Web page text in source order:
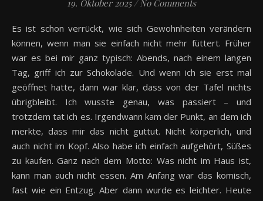
19. Oktober 2025 / No Comments
Es ist schon verrückt, wie sich Gewohnheiten verändern
können, wenn man sie einfach nicht mehr füttert. Früher
war es bei mir ganz typisch: Abends, nach einem langen
Tag, griff ich zur Schokolade. Und wenn ich sie erst mal
geöffnet hatte, dann war klar, dass von der Tafel nichts
übrigbleibt. Ich wusste genau, was passiert – und
trotzdem tat ich es. Irgendwann kam der Punkt, an dem ich
merkte, dass mir das nicht guttut. Nicht körperlich, und
auch nicht im Kopf. Also habe ich einfach aufgehört, Süßes
zu kaufen. Ganz nach dem Motto: Was nicht im Haus ist,
kann man auch nicht essen. Am Anfang war das komisch,
fast wie ein Entzug. Aber dann wurde es leichter. Heute